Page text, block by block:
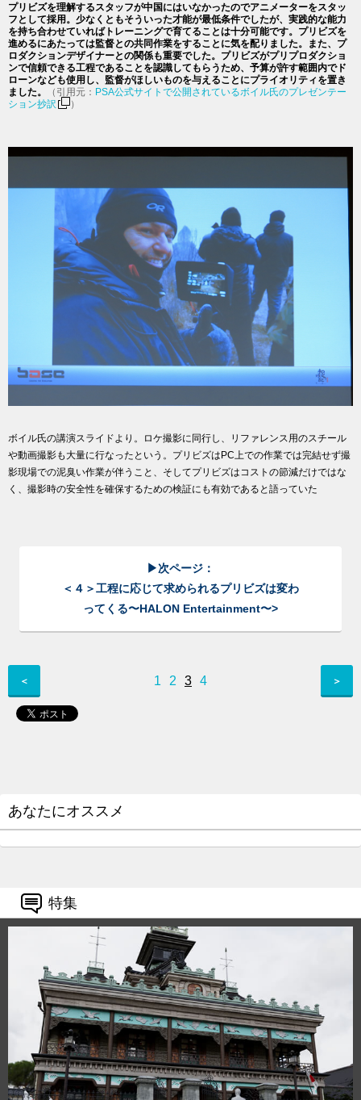
プリビズを理解するスタッフが中国にはいなかったのでアニメーターをスタッ
フとして採用。少なくともそういった才能が最低条件でしたが、実践的な能力
を持ち合わせていればトレーニングで育てることは十分可能です。プリビズを
進めるにあたっては監督との共同作業をすることに気を配りました。また、プ
ロダクションデザイナーとの関係も重要でした。プリビズがプリプロダクショ
ンで信頼できる工程であることを認識してもらうため、予算が許す範囲内でド
ローンなども使用し、監督がほしいものを与えることにプライオリティを置き
ました。
（引用元： PSA公式サイトで公開されているボイル氏のプレゼンテー
ション抄訳
）
ボイル氏の講演スライドより。ロケ撮影に同行し、リファレンス用のスチール
や動画撮影も大量に行なったという。プリビズはPC上での作業では完結せず撮
影現場での泥臭い作業が伴うこと、そしてプリビズはコストの節減だけではな
く、撮影時の安全性を確保するための検証にも有効であると語っていた
▶次ページ：
＜４＞工程に応じて求められるプリビズは変わ
ってくる〜HALON Entertainment〜>
＜ 1 2 3 4 ＞
あなたにオススメ
特集